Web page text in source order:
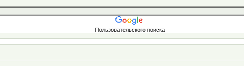
Пользовательского поиска